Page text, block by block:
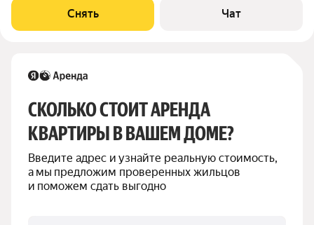
Посудомоечная машина
Снять Чат
СКОЛЬКО СТОИТ АРЕНДА
КВАРТИРЫ В ВАШЕМ ДОМЕ?
Введите адрес и узнайте реальную стоимость,
а мы предложим проверенных жильцов
и поможем сдать выгодно